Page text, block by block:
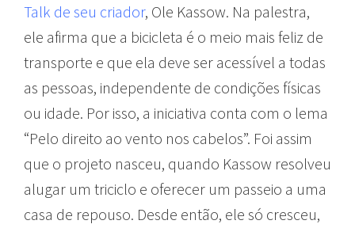
Talk de seu criador, Ole Kassow. Na palestra,
ele afirma que a bicicleta é o meio mais feliz de
transporte e que ela deve ser acessível a todas
as pessoas, independente de condições físicas
ou idade. Por isso, a iniciativa conta com o lema
“Pelo direito ao vento nos cabelos”. Foi assim
que o projeto nasceu, quando Kassow resolveu
alugar um triciclo e oferecer um passeio a uma
casa de repouso. Desde então, ele só cresceu,